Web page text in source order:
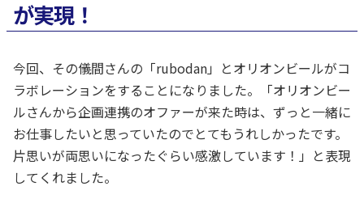
が実現！
今回、その儀間さんの「rubodan」とオリオンビールがコ
ラボレーションをすることになりました。「オリオンビー
ルさんから企画連携のオファーが来た時は、ずっと一緒に
お仕事したいと思っていたのでとてもうれしかったです。
片思いが両思いになったぐらい感激しています！」と表現
してくれました。